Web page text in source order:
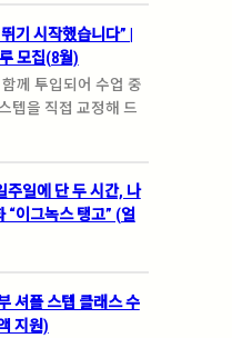
기 시작했습니다” |
모집(8월)
께 투입되어 수업 중
텝을 직접 교정해 드
주일에 단 두 시간, 나
“이그녹스 탱고” (얼
셔플 스텝 클래스 수
지원)